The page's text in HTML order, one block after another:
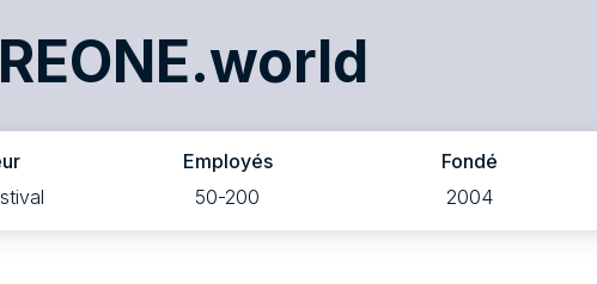
Employés
50-200
Fondé
2004